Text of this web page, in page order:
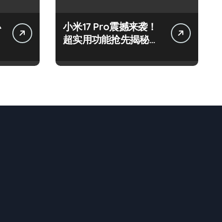
小米17 Pro震撼来袭！
超实用功能抢先揭秘，